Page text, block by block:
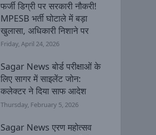
फर्जी डिग्री पर सरकारी नौकरी!
MPESB भर्ती घोटाले में बड़ा
खुलासा, अधिकारी निशाने पर
Friday, April 24, 2026
Sagar News बोर्ड परीक्षाओं के
लिए सागर में साइलेंट जोन:
कलेक्टर ने दिया साफ आदेश
Thursday, February 5, 2026
Sagar News एरण महोत्सव